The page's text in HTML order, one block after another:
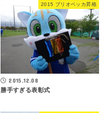
2015 ブリオベッカ昇格
2015.12.08
勝手すぎる表彰式